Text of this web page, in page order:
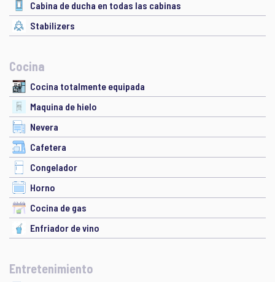
Cabina de ducha en todas las cabinas
Stabilizers
Cocina
Cocina totalmente equipada
Maquina de hielo
Nevera
Cafetera
Congelador
Horno
Cocina de gas
Enfriador de vino
Entretenimiento